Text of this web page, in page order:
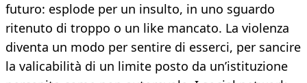
futuro: esplode per un insulto, in uno sguardo
ritenuto di troppo o un like mancato. La violenza
diventa un modo per sentire di esserci, per sancire
la valicabilità di un limite posto da un’istituzione